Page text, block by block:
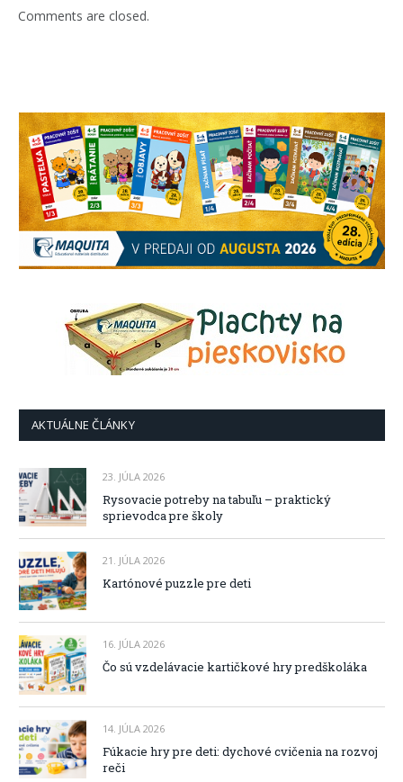
Comments are closed.
AKTUÁLNE ČLÁNKY
23. JÚLA 2026
Rysovacie potreby na tabuľu – praktický
sprievodca pre školy
21. JÚLA 2026
Kartónové puzzle pre deti
16. JÚLA 2026
Čo sú vzdelávacie kartičkové hry predškoláka
14. JÚLA 2026
Fúkacie hry pre deti: dychové cvičenia na rozvoj
reči